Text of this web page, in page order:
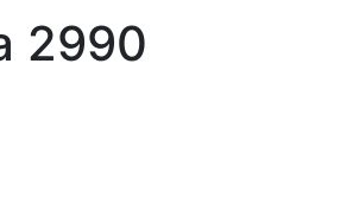
2990